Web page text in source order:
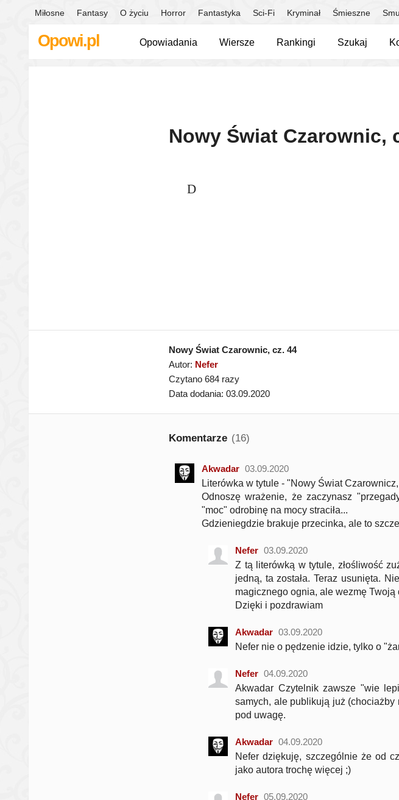
Miłosne Fantasy O życiu Horror Fantastyka Sci-Fi Kryminał Śmieszne
Opowi.pl Opowiadania Wiersze Rankingi Szukaj
Nowy Świat Czarownic,
D
Nowy Świat Czarownic, cz. 44
Autor: Nefer
Czytano 684 razy
Data dodania: 03.09.2020
Komentarze (16)
Akwadar 03.09.2020
Literówka w tytule - "Nowy Świat
Odnoszę wrażenie, że zaczynasz
"moc" odrobinę na mocy straciła...
Gdzieniegdzie brakuje przecinka, ale to
Nefer 03.09.2020
Z tą literówką w tytule, złośliwość
jedną, ta została. Teraz usunięta.
magicznego ognia, ale wezmę Twoją
Dzięki i pozdrawiam
Akwadar 03.09.2020
Nefer nie o pędzenie idzie, tylko o
Nefer 04.09.2020
Akwadar Czytelnik zawsze "wie
samych, ale publikują już
pod uwagę.
Akwadar 04.09.2020
Nefer dziękuję, szczególnie że od
jako autora trochę więcej ;)
Nefer 05.09.2020